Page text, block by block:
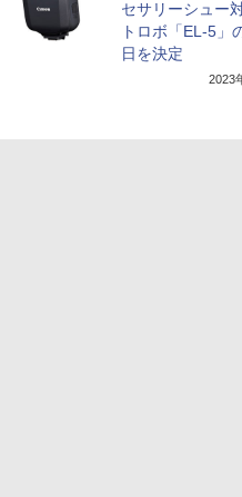
セサリーシュー
トロボ「EL-5」
日を決定
2023